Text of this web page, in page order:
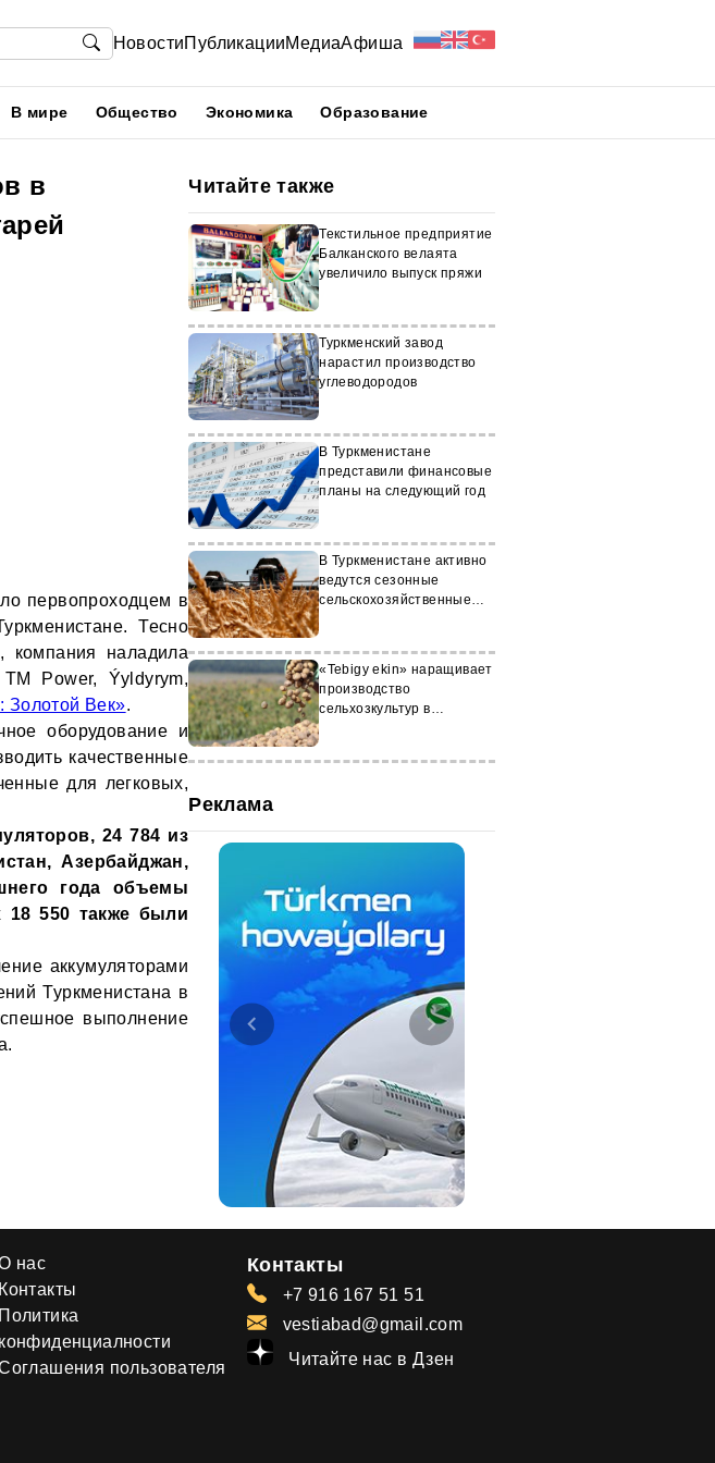
НовостиПубликацииМедиаАфиша
В мире Общество Экономика Образование
в
первопроходцем в
Тесно
компания наладила
Power, Ýyldyrym,
Золотой Век».
оборудование и
качественные
для легковых,
24 784 из
Азербайджан,
года объемы
18 550 также были
аккумуляторами
Туркменистана в
выполнение
Читайте также
Текстильное предприятие
Балканского велаята
увеличило выпуск пряжи
Туркменский завод
нарастил производство
углеводородов
В Туркменистане
представили финансовые
планы на следующий год
В Туркменистане активно
ведутся сезонные
сельскохозяйственные
«Tebigy ekin» наращивает
производство
сельхозкультур в
Реклама
нас
Контакты
Политика
конфиденциалности
пользователя
Контакты
+7 916 167 51 51
vestiabad@gmail.com
Читайте нас в Дзен